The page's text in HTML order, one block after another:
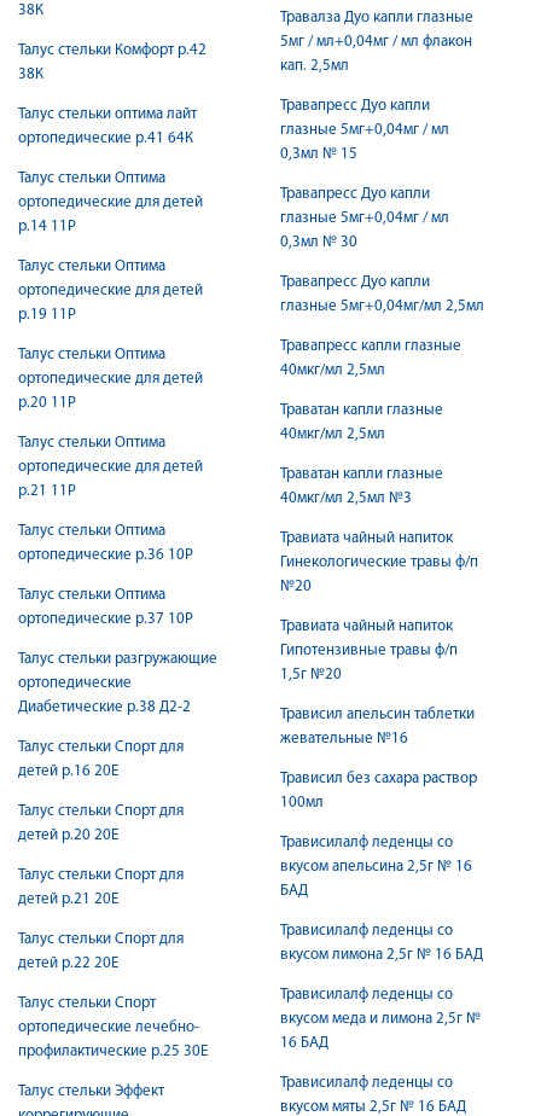
38К
Талус стельки Комфорт р.42
38К
Талус стельки оптима лайт
ортопедические р.41 64К
Талус стельки Оптима
ортопедические для детей
р.14 11P
Талус стельки Оптима
ортопедические для детей
р.19 11Р
Талус стельки Оптима
ортопедические для детей
р.20 11Р
Талус стельки Оптима
ортопедические для детей
р.21 11Р
Талус стельки Оптима
ортопедические р.36 10Р
Талус стельки Оптима
ортопедические р.37 10Р
Талус стельки разгружающие
ортопедические
Диабетические р.38 Д2-2
Талус стельки Спорт для
детей р.16 20Е
Талус стельки Спорт для
детей р.20 20Е
Талус стельки Спорт для
детей р.21 20Е
Талус стельки Спорт для
детей р.22 20Е
Талус стельки Спорт
ортопедические лечебно-
профилактические р.25 30Е
Талус стельки Эффект
Травалза Дуо капли глазные
5мг / мл+0,04мг / мл флакон
кап. 2,5мл
Травапресс Дуо капли
глазные 5мг+0,04мг / мл
0,3мл № 15
Травапресс Дуо капли
глазные 5мг+0,04мг / мл
0,3мл № 30
Травапресс Дуо капли
глазные 5мг+0,04мг/мл 2,5мл
Травапресс капли глазные
40мкг/мл 2,5мл
Траватан капли глазные
40мкг/мл 2,5мл
Траватан капли глазные
40мкг/мл 2,5мл №3
Травиата чайный напиток
Гинекологические травы ф/п
№20
Травиата чайный напиток
Гипотензивные травы ф/п
1,5г №20
Трависил апельсин таблетки
жевательные №16
Трависил без сахара раствор
100мл
Трависилалф леденцы со
вкусом апельсина 2,5г № 16
БАД
Трависилалф леденцы со
вкусом лимона 2,5г № 16 БАД
Трависилалф леденцы со
вкусом меда и лимона 2,5г №
16 БАД
Трависилалф леденцы со
вкусом мяты 2,5г № 16 БАД